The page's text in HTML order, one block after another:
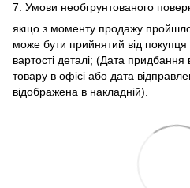
7. Умови необгрунтованого
якщо з моменту продажу
може бути прийнятий від
вартості деталі; (Дата
товару в офісі або дата
відображена в накладній).